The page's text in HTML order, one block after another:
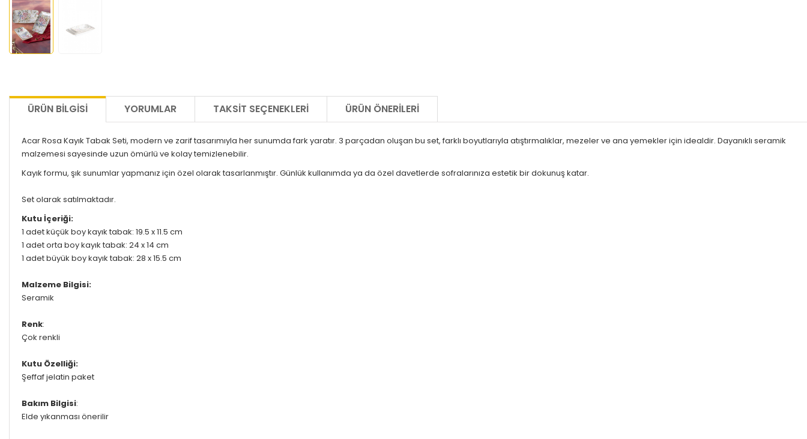
ÜRÜN BILGISI YORUMLAR TAKSIT SEÇENEKLERI ÜRÜN ÖNERILERI
Acar Rosa Kayık Tabak Seti, modern ve zarif tasarımıyla her sunumda fark yaratır. 3 parçadan oluşan bu set, farklı boyutlarıyla atıştırmalıklar, mezeler ve ana yemekler için idealdir. Dayanıklı seramik
malzemesi sayesinde uzun ömürlü ve kolay temizlenebilir.
Kayık formu, şık sunumlar yapmanız için özel olarak tasarlanmıştır. Günlük kullanımda ya da özel davetlerde sofralarınıza estetik bir dokunuş katar.
Set olarak satılmaktadır.
Kutu İçeriği:
1 adet küçük boy kayık tabak: 19.5 x 11.5 cm
1 adet orta boy kayık tabak: 24 x 14 cm
1 adet büyük boy kayık tabak: 28 x 15.5 cm
Malzeme Bilgisi:
Seramik
Renk:
Çok renkli
Kutu Özelliği:
Şeffaf jelatin paket
Bakım Bilgisi:
Elde yıkanması önerilir